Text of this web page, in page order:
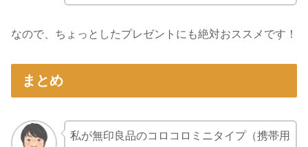
なので、ちょっとしたプレゼントにも絶対おススメです！
まとめ
私が無印良品のコロコロミニタイプ（携帯用